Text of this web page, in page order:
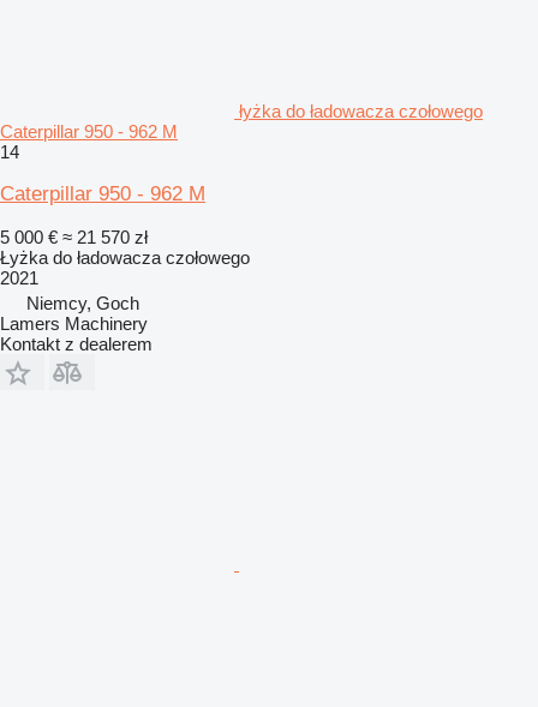
łyżka do ładowacza czołowego
Caterpillar 950 - 962 M
14
Caterpillar 950 - 962 M
5 000 € ≈ 21 570 zł
Łyżka do ładowacza czołowego
2021
Niemcy, Goch
Lamers Machinery
Kontakt z dealerem